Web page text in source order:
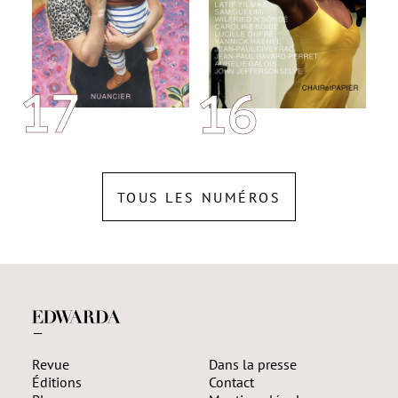
17 16
TOUS LES NUMÉROS
—
Revue
Éditions
Dans la presse
Contact